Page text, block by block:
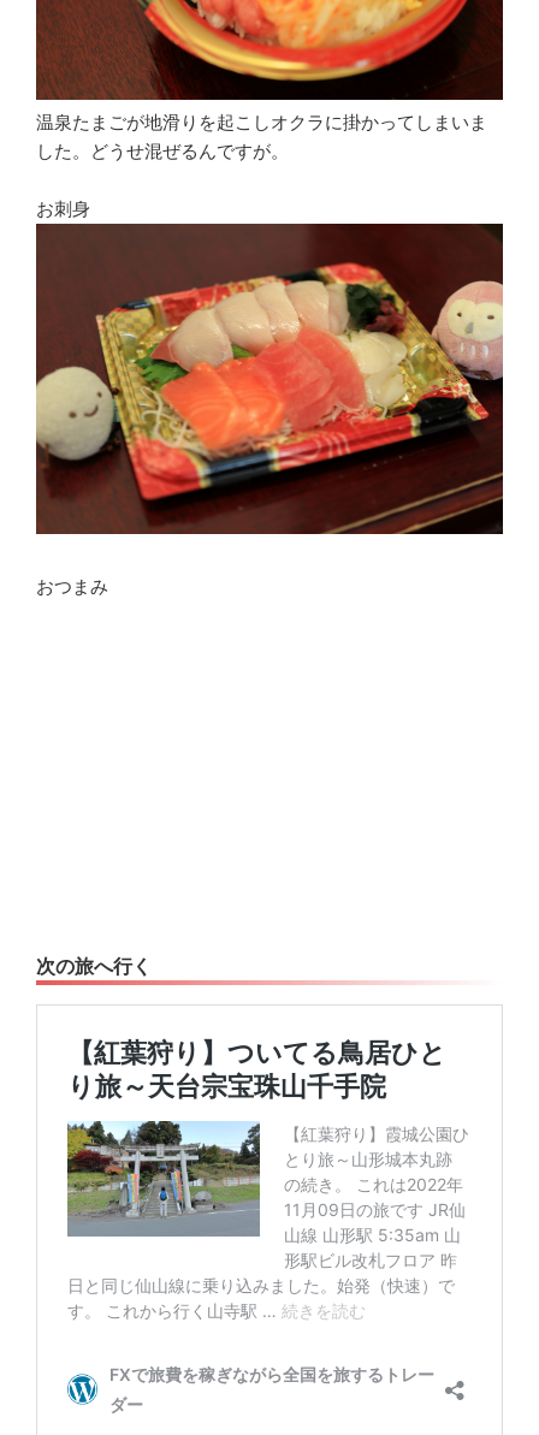
温泉たまごが地滑りを起こしオクラに掛かってしまいま
した。どうせ混ぜるんですが。
お刺身
おつまみ
次の旅へ行く